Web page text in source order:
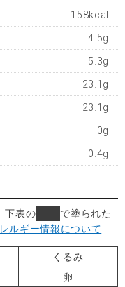
158kcal
4.5g
5.3g
23.1g
23.1g
0g
0.4g
下表の
で塗られた
ルギー情報について
くるみ
卵